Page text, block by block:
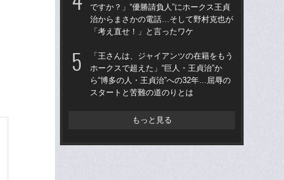
ですか？」“優勝請負人”にホークス王貞
治からまさかの電話…そして野村克也が
「考え直せ！」と言ったワケ
「王さんは、ジャイアンツの在籍をもう
ホークスで超えた」“巨人・王貞治”か
ら“博多の人・王貞治”への32年…屈辱の
スタートと苦難の道のりとは
もっと見る